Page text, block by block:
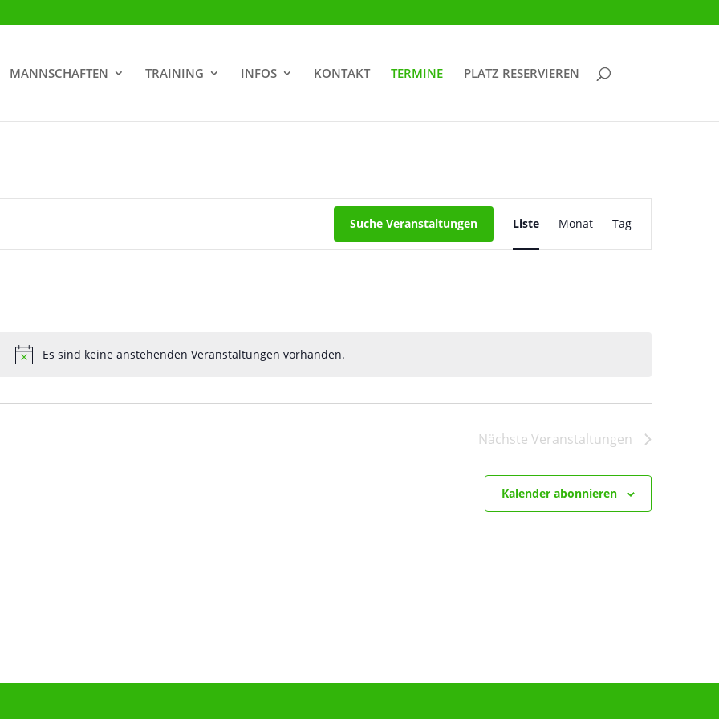
MANNSCHAFTEN TRAINING INFOS KONTAKT TERMINE PLATZ RESERVIEREN
Es sind keine anstehenden Veranstaltungen vorhanden.
Suche Veranstaltungen
Veranstaltung
Ansichten-
Navigation
Liste Monat Tag
Nächste Veranstaltungen
Kalender abonnieren